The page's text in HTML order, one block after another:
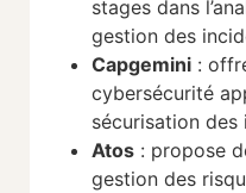
stages dans
gestion des
Capgemini :
cybersécurité
sécurisation des
Atos : propose
gestion des